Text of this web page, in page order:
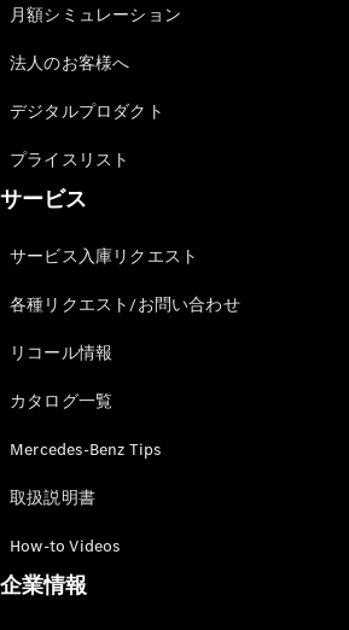
オンライン
ショールー
認定中古車
フェア・イ
ベント キャ
ンペーン
ス(リース/
法人のお客
認定中古車
とは
月額シミュレーション
法人のお客様へ
デジタルプロダクト
プライスリスト
サービス
サービス入庫リクエスト
各種リクエスト/お問い合わせ
リコール情報
カタログ一覧
Mercedes-Benz Tips
取扱説明書
How-to Videos
企業情報